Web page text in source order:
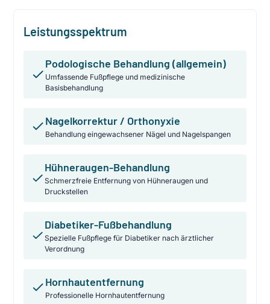
Leistungsspektrum
Podologische Behandlung (allgemein)
Umfassende Fußpflege und medizinische
Basisbehandlung
Nagelkorrektur / Orthonyxie
Behandlung eingewachsener Nägel und Nagelspangen
Hühneraugen-Behandlung
Schmerzfreie Entfernung von Hühneraugen und
Druckstellen
Diabetiker-Fußbehandlung
Spezielle Fußpflege für Diabetiker nach ärztlicher
Verordnung
Hornhautentfernung
Professionelle Hornhautentfernung